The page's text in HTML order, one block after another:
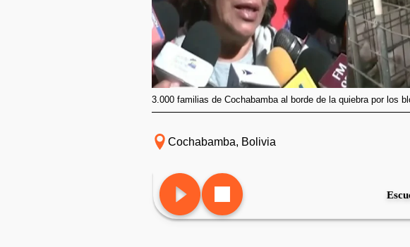
3.000 familias de Cochabamba al borde de la quiebra por los
Cochabamba, Bolivia